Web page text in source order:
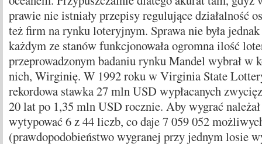
prawie nie istniały przepisy regulujące działalność
też firm na rynku loteryjnym. Sprawa nie była
każdym ze stanów funkcjonowała ogromna ilość
przeprowadzonym badaniu rynku Mandel wybrał w
nich, Wirginię. W 1992 roku w Virginia State
rekordowa stawka 27 mln USD wypłacanych
20 lat po 1,35 mln USD rocznie. Aby wygrać
wytypować 6 z 44 liczb, co daje 7 059 052
(prawdopodobieństwo wygranej przy jednym losie